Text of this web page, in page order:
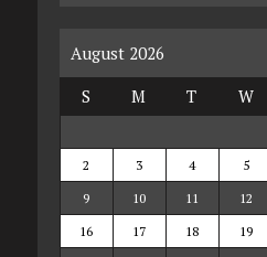
August 2026
S
M T W
2
3 4 5
9
10 11 12
16
17 18 19